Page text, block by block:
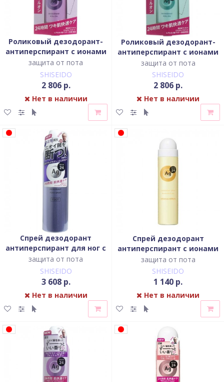
Роликовый дезодорант-
антиперспирант с ионами
серебра с ароматом
свежести
защита от пота
SHISEIDO
2 806 р.
Нет в наличии
Роликовый дезодорант-
антиперспирант с ионами
серебра с лёгким
цветочным ароматом
детской присыпки
защита от пота
SHISEIDO
2 806 р.
Нет в наличии
Спрей дезодорант
антиперспирант для ног с
ионами серебра без
запаха
защита от пота
SHISEIDO
3 608 р.
Нет в наличии
Спрей дезодорант
антиперспирант с ионами
серебра с ароматом
вербены и цитрусов
защита от пота
SHISEIDO
1 140 р.
Нет в наличии